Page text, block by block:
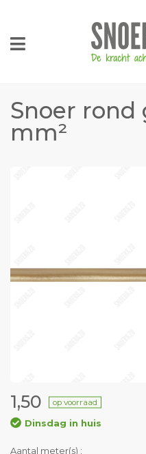
Snoer rond
mm²
1,50 op voorraad
Dinsdag in huis
Aantal meter(s) :